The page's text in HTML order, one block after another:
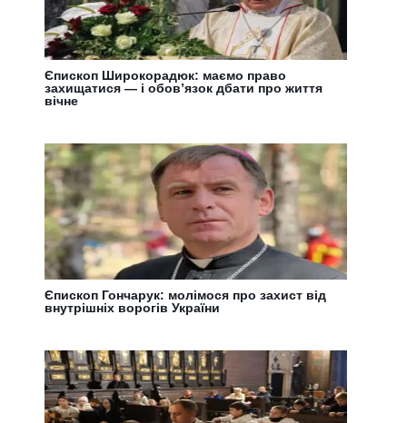
Єпископ Широкорадюк: маємо право
захищатися — і обов’язок дбати про життя
вічне
Єпископ Гончарук: молімося про захист від
внутрішніх ворогів України